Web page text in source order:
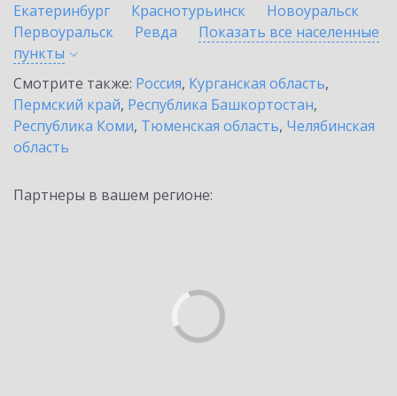
Екатеринбург
Краснотурьинск
Новоуральск
Первоуральск
Ревда
Показать все населенные
пункты
Смотрите также: Россия, Курганская область,
Пермский край, Республика Башкортостан,
Республика Коми, Тюменская область, Челябинская
область
Партнеры в вашем регионе: